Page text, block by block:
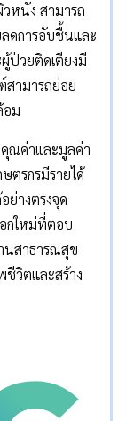
วหนัง สามารถ
ดการอับชื้นและ
ป่วยติดเตียงมี
ามารถย่อย
อม
ณค่าและมูลค่า
ตรกรมีรายได้
างตรงจุด
กใหม่ที่ตอบ
นสาธารณสุข
วิตและสร้าง